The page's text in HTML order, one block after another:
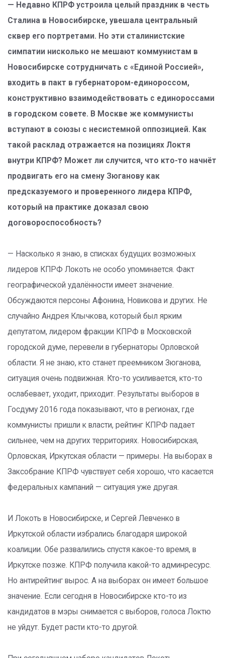
— Недавно КПРФ устроила целый праздник в честь
Сталина в Новосибирске, увешала центральный
сквер его портретами. Но эти сталинистские
симпатии нисколько не мешают коммунистам в
Новосибирске сотрудничать с «Единой Россией»,
входить в пакт в губернатором-единороссом,
конструктивно взаимодействовать с единороссами
в городском совете. В Москве же коммунисты
вступают в союзы с несистемной оппозицией. Как
такой расклад отражается на позициях Локтя
внутри КПРФ? Может ли случится, что кто-то начнёт
продвигать его на смену Зюганову как
предсказуемого и проверенного лидера КПРФ,
который на практике доказал свою
договороспособность?
— Насколько я знаю, в списках будущих возможных
лидеров КПРФ Локоть не особо упоминается. Факт
географической удалённости имеет значение.
Обсуждаются персоны Афонина, Новикова и других. Не
случайно Андрея Клычкова, который был ярким
депутатом, лидером фракции КПРФ в Московской
городской думе, перевели в губернаторы Орловской
области. Я не знаю, кто станет преемником Зюганова,
ситуация очень подвижная. Кто-то усиливается, кто-то
ослабевает, уходит, приходит. Результаты выборов в
Госдуму 2016 года показывают, что в регионах, где
коммунисты пришли к власти, рейтинг КПРФ падает
сильнее, чем на других территориях. Новосибирская,
Орловская, Иркутская области — примеры. На выборах в
Заксобрание КПРФ чувствует себя хорошо, что касается
федеральных кампаний — ситуация уже другая.
И Локоть в Новосибирске, и Сергей Левченко в
Иркутской области избрались благодаря широкой
коалиции. Обе развалились спустя какое-то время, в
Иркутске позже. КПРФ получила какой-то админресурс.
Но антирейтинг вырос. А на выборах он имеет большое
значение. Если сегодня в Новосибирске кто-то из
кандидатов в мэры снимается с выборов, голоса Локтю
не уйдут. Будет расти кто-то другой.